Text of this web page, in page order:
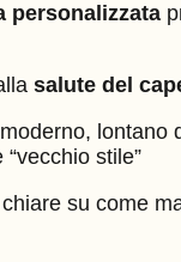
personalizzata
salute del
lontano
stile”
su come